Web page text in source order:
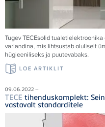
TugevTECEsolid tualetielektroonika
variandina, mis lihtsustab oluliselt
hügieeniliseks ja puutevabaks.
LOE ARTIKLIT
09.06.2022 –
TECE tihenduskomplekt:
vastavalt standarditele